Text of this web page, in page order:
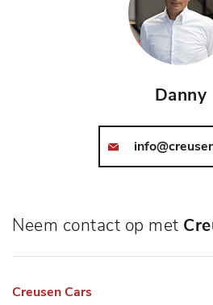
Danny
Neem contact op met
Creusen Cars